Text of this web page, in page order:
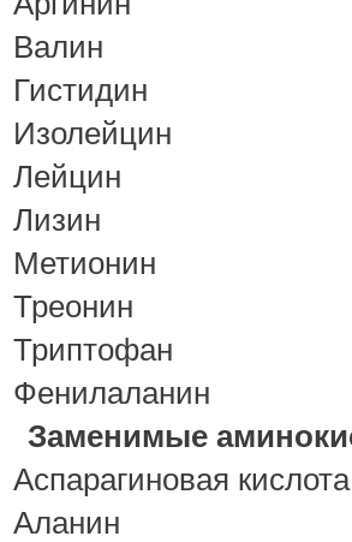
Валин
Гистидин
Изолейцин
Лейцин
Лизин
Метионин
Треонин
Триптофан
Фенилаланин
Заменимые
Аспарагиновая кислота
Аланин